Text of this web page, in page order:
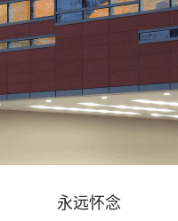
永远怀念